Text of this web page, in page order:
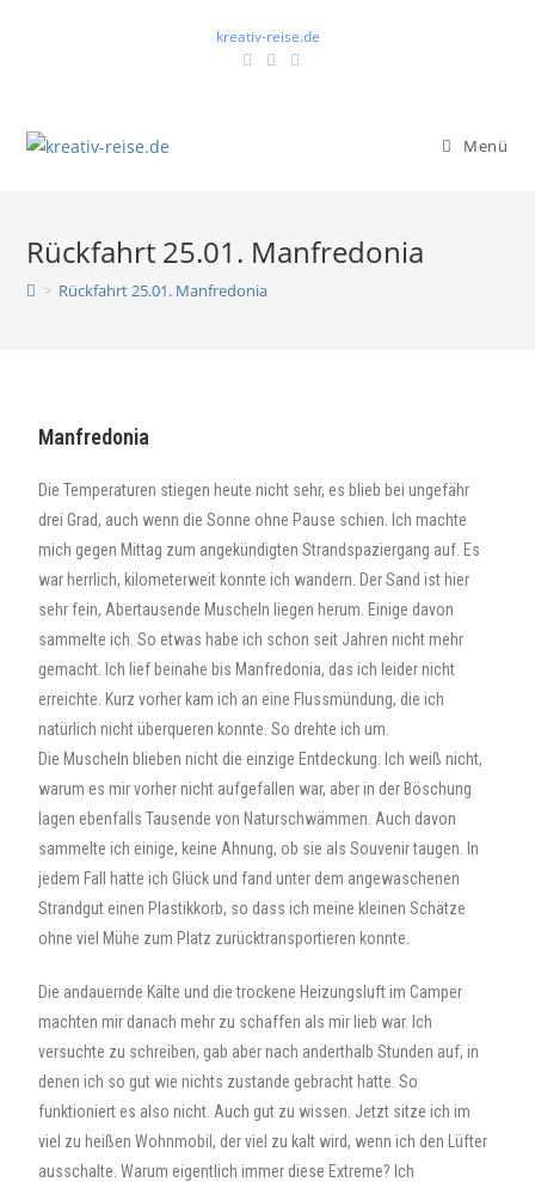
kreativ-reise.de
Menü
Rückfahrt 25.01. Manfredonia
> Rückfahrt 25.01. Manfredonia
Manfredonia
Die Temperaturen stiegen heute nicht sehr, es blieb bei ungefähr
drei Grad, auch wenn die Sonne ohne Pause schien. Ich machte
mich gegen Mittag zum angekündigten Strandspaziergang auf. Es
war herrlich, kilometerweit konnte ich wandern. Der Sand ist hier
sehr fein, Abertausende Muscheln liegen herum. Einige davon
sammelte ich. So etwas habe ich schon seit Jahren nicht mehr
gemacht. Ich lief beinahe bis Manfredonia, das ich leider nicht
erreichte. Kurz vorher kam ich an eine Flussmündung, die ich
natürlich nicht überqueren konnte. So drehte ich um.
Die Muscheln blieben nicht die einzige Entdeckung. Ich weiß nicht,
warum es mir vorher nicht aufgefallen war, aber in der Böschung
lagen ebenfalls Tausende von Naturschwämmen. Auch davon
sammelte ich einige, keine Ahnung, ob sie als Souvenir taugen. In
jedem Fall hatte ich Glück und fand unter dem angewaschenen
Strandgut einen Plastikkorb, so dass ich meine kleinen Schätze
ohne viel Mühe zum Platz zurücktransportieren konnte.
Die andauernde Kälte und die trockene Heizungsluft im Camper
machten mir danach mehr zu schaffen als mir lieb war. Ich
versuchte zu schreiben, gab aber nach anderthalb Stunden auf, in
denen ich so gut wie nichts zustande gebracht hatte. So
funktioniert es also nicht. Auch gut zu wissen. Jetzt sitze ich im
viel zu heißen Wohnmobil, der viel zu kalt wird, wenn ich den Lüfter
ausschalte. Warum eigentlich immer diese Extreme? Ich